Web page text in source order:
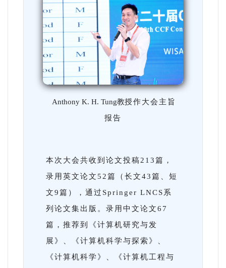
Anthony K. H. Tung教授作大会主旨
报告
本次大会共收到论文投稿213篇，
录用英文论文52篇（长文43篇、短
文9篇），通过Springer LNCS系
列论文集出版。录用中文论文67
篇，推荐到《计算机研究与发
展》、《计算机科学与探索》、
《计算机科学》、《计算机工程与